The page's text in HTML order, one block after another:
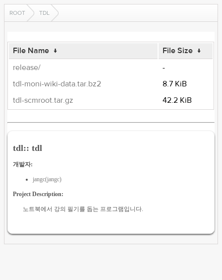
ROOT TDL
File Name ↓ File Size ↓
release/
-
tdl-moni-wiki-data.tar.bz2
8.7 KiB
tdl-scmroot.tar.gz
42.2 KiB
tdl:: tdl
개발자:
jangc(jangc)
Project Description:
노트북에서 강의 필기를 돕는 프로그램입니다.